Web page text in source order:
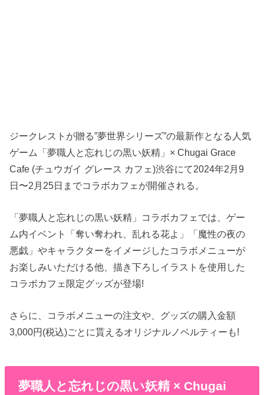
ジークレストが贈る”夢世界シリーズ”の最新作となる人気
ゲーム「夢職人と忘れじの黒い妖精」× Chugai Grace
Cafe (チュウガイ グレース カフェ)渋谷にて2024年2月9
日〜2月25日までコラボカフェが開催される。
「夢職人と忘れじの黒い妖精」コラボカフェでは、ゲー
ム内イベント「奪い奪われ、乱れる花よ」「魔性の夜の
悪戯」やキャラクターをイメージしたコラボメニューが
お楽しみいただける他、描き下ろしイラストを使用した
コラボカフェ限定グッズが登場!
さらに、コラボメニューの注文や、グッズの購入金額
3,000円(税込)ごとに貰えるオリジナルノベルティーも!
夢職人と忘れじの黒い妖精 × Chugai